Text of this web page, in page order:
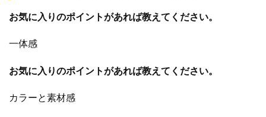
お気に入りのポイントがあれば教えてください。
一体感
お気に入りのポイントがあれば教えてください。
カラーと素材感